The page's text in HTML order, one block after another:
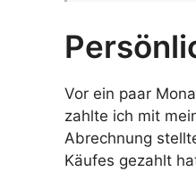
Vor ein paar
zahlte ich mit
Abrechnung
Käufes gezahlt